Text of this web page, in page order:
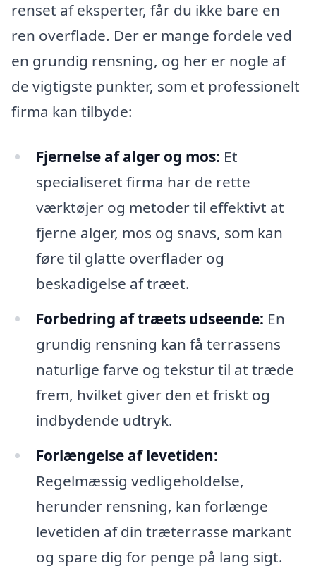
renset af eksperter, får du ikke bare en
ren overflade. Der er mange fordele ved
en grundig rensning, og her er nogle af
de vigtigste punkter, som et professionelt
firma kan tilbyde:
Fjernelse af alger og mos: Et
specialiseret firma har de rette
værktøjer og metoder til effektivt at
fjerne alger, mos og snavs, som kan
føre til glatte overflader og
beskadigelse af træet.
Forbedring af træets udseende: En
grundig rensning kan få terrassens
naturlige farve og tekstur til at træde
frem, hvilket giver den et friskt og
indbydende udtryk.
Forlængelse af levetiden:
Regelmæssig vedligeholdelse,
herunder rensning, kan forlænge
levetiden af din træterrasse markant
og spare dig for penge på lang sigt.